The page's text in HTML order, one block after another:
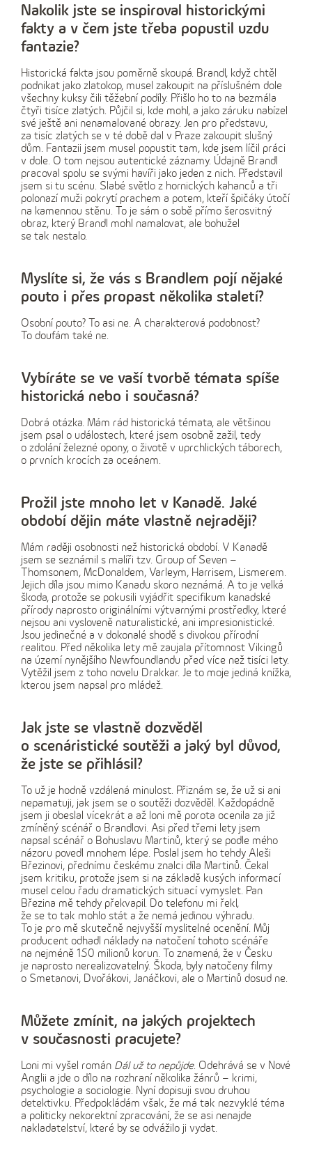
Nakolik jste se inspiroval historickými
fakty a v čem jste třeba popustil uzdu
fantazie?
Historická fakta jsou poměrně skoupá. Brandl, když chtěl
podnikat jako zlatokop, musel zakoupit na příslušném dole
všechny kuksy čili těžební podíly. Přišlo ho to na bezmála
čtyři tisíce zlatých. Půjčil si, kde mohl, a jako záruku nabízel
své ještě ani nenamalované obrazy. Jen pro představu,
za tisíc zlatých se v té době dal v Praze zakoupit slušný
dům. Fantazii jsem musel popustit tam, kde jsem líčil práci
v dole. O tom nejsou autentické záznamy. Údajně Brandl
pracoval spolu se svými havíři jako jeden z nich. Představil
jsem si tu scénu. Slabé světlo z hornických kahanců a tři
polonazí muži pokrytí prachem a potem, kteří špičáky útočí
na kamennou stěnu. To je sám o sobě přímo šerosvitný
obraz, který Brandl mohl namalovat, ale bohužel
se tak nestalo.
Myslíte si, že vás s Brandlem pojí nějaké
pouto i přes propast několika staletí?
Osobní pouto? To asi ne. A charakterová podobnost?
To doufám také ne.
Vybíráte se ve vaší tvorbě témata spíše
historická nebo i současná?
Dobrá otázka. Mám rád historická témata, ale většinou
jsem psal o událostech, které jsem osobně zažil, tedy
o zdolání železné opony, o životě v uprchlických táborech,
o prvních krocích za oceánem.
Prožil jste mnoho let v Kanadě. Jaké
období dějin máte vlastně nejraději?
Mám raději osobnosti než historická období. V Kanadě
jsem se seznámil s malíři tzv. Group of Seven –
Thomsonem, McDonaldem, Varleym, Harrisem, Lismerem.
Jejich díla jsou mimo Kanadu skoro neznámá. A to je velká
škoda, protože se pokusili vyjádřit specifikum kanadské
přírody naprosto originálními výtvarnými prostředky, které
nejsou ani vysloveně naturalistické, ani impresionistické.
Jsou jedinečné a v dokonalé shodě s divokou přírodní
realitou. Před několika lety mě zaujala přítomnost Vikingů
na území nynějšího Newfoundlandu před více než tisíci lety.
Vytěžil jsem z toho novelu Drakkar. Je to moje jediná knížka,
kterou jsem napsal pro mládež.
Jak jste se vlastně dozvěděl
o scenáristické soutěži a jaký byl důvod,
že jste se přihlásil?
To už je hodně vzdálená minulost. Přiznám se, že už si ani
nepamatuji, jak jsem se o soutěži dozvěděl. Každopádně
jsem ji obeslal vícekrát a až loni mě porota ocenila za již
zmíněný scénář o Brandlovi. Asi před třemi lety jsem
napsal scénář o Bohuslavu Martinů, který se podle mého
názoru povedl mnohem lépe. Poslal jsem ho tehdy Aleši
Březinovi, přednímu českému znalci díla Martinů. Čekal
jsem kritiku, protože jsem si na základě kusých informací
musel celou řadu dramatických situací vymyslet. Pan
Březina mě tehdy překvapil. Do telefonu mi řekl,
že se to tak mohlo stát a že nemá jedinou výhradu.
To je pro mě skutečně nejvyšší myslitelné ocenění. Můj
producent odhadl náklady na natočení tohoto scénáře
na nejméně 150 milionů korun. To znamená, že v Česku
je naprosto nerealizovatelný. Škoda, byly natočeny filmy
o Smetanovi, Dvořákovi, Janáčkovi, ale o Martinů dosud ne.
Můžete zmínit, na jakých projektech
v současnosti pracujete?
Loni mi vyšel román Dál už to nepůjde. Odehrává se v Nové
Anglii a jde o dílo na rozhraní několika žánrů – krimi,
psychologie a sociologie. Nyní dopisuji svou druhou
detektivku. Předpokládám však, že má tak nezvyklé téma
a politicky nekorektní zpracování, že se asi nenajde
nakladatelství, které by se odvážilo ji vydat.